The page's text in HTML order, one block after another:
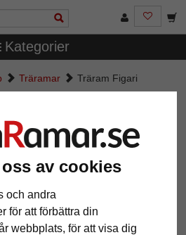
av cookies
och andra
för att förbättra din
webbplats, för att visa dig
Kategorier
Träramar Träram Figari